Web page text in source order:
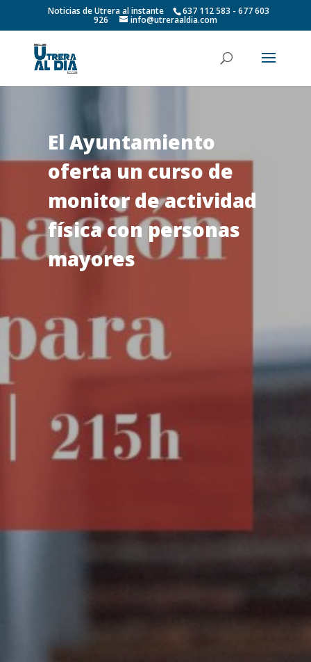
Noticias de Utrera al instante 637 112 583 - 677 603
926 info@utreraaldia.com
El Ayuntamiento
oferta un curso de
monitor de actividad
física con personas
mayores